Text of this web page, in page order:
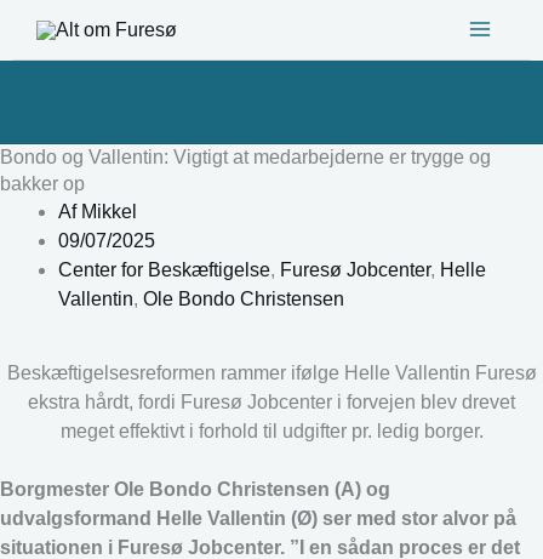
Bondo og Vallentin: Vigtigt at medarbejderne er trygge og
bakker op
AfMikkel
09/07/2025
Center for Beskæftigelse, Furesø Jobcenter, Helle
Vallentin, Ole Bondo Christensen
Beskæftigelsesreformen rammer ifølge Helle Vallentin Furesø
ekstra hårdt, fordi Furesø Jobcenter i forvejen blev drevet
meget effektivt i forhold til udgifter pr. ledig borger.
Borgmester Ole Bondo Christensen (A) og
udvalgsformand Helle Vallentin (Ø) ser med stor alvor på
situationen i Furesø Jobcenter. ”I en sådan proces er det